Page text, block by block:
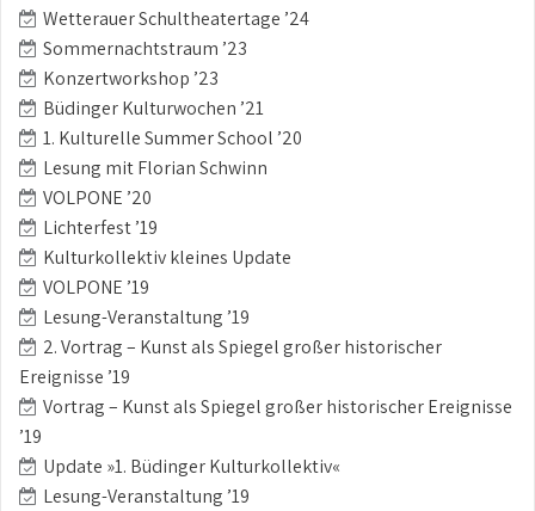
Wetterauer Schultheatertage ’24
Sommernachtstraum ’23
Konzertworkshop ’23
Büdinger Kulturwochen ’21
1. Kulturelle Summer School ’20
Lesung mit Florian Schwinn
VOLPONE ’20
Lichterfest ’19
Kulturkollektiv kleines Update
VOLPONE ’19
Lesung-Veranstaltung ’19
2. Vortrag – Kunst als Spiegel großer historischer
Ereignisse ’19
Vortrag – Kunst als Spiegel großer historischer Ereignisse
’19
Update »1. Büdinger Kulturkollektiv«
Lesung-Veranstaltung ’19